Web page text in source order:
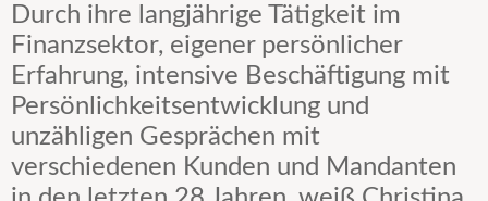
Durch ihre langjährige Tätigkeit im
Finanzsektor, eigener persönlicher
Erfahrung, intensive Beschäftigung mit
Persönlichkeitsentwicklung und
unzähligen Gesprächen mit
verschiedenen Kunden und Mandanten